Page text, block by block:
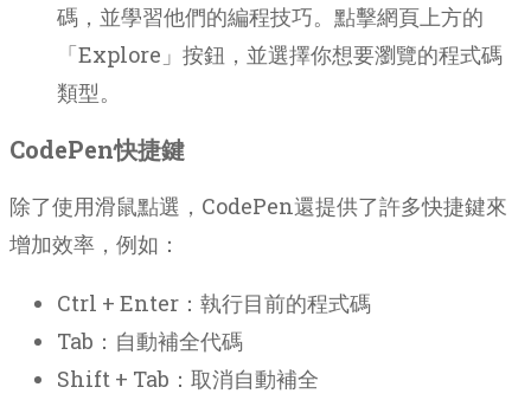
碼，並學習他們的編程技巧。點擊網頁上方的
「Explore」按鈕，並選擇你想要瀏覽的程式碼
類型。
CodePen快捷鍵
除了使用滑鼠點選，CodePen還提供了許多快捷鍵來
增加效率，例如：
Ctrl + Enter：執行目前的程式碼
Tab：自動補全代碼
Shift + Tab：取消自動補全